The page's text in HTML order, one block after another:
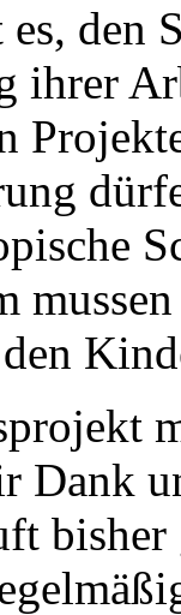
den
ihrer
Dank